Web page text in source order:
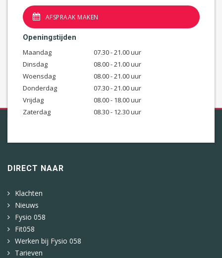
AFSPRAAK MAKEN
Openingstijden
Maandag
07.30 - 21.00 uur
Dinsdag
08.00 - 21.00 uur
Woensdag
08.00 - 21.00 uur
Donderdag
07.30 - 21.00 uur
Vrijdag
08.00 - 18.00 uur
Zaterdag
08.30 - 12.30 uur
DIRECT NAAR
Klachten
Nieuws
Fysio 058
Fit058
Werken bij Fysio 058
Tarieven